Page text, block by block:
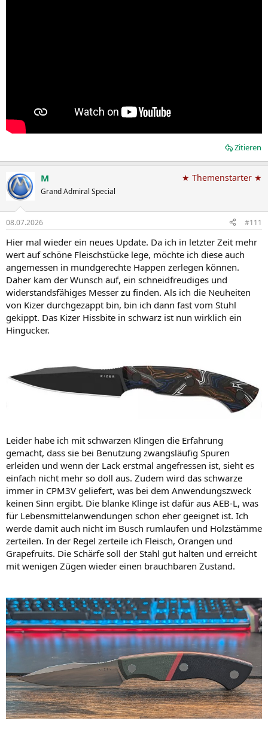
Zitieren
M
Grand Admiral Special
★ Themenstarter ★
08.07.2026 #111
Hier mal wieder ein neues Update. Da ich in letzter Zeit mehr
wert auf schöne Fleischstücke lege, möchte ich diese auch
angemessen in mundgerechte Happen zerlegen können.
Daher kam der Wunsch auf, ein schneidfreudiges und
widerstandsfähiges Messer zu finden. Als ich die Neuheiten
von Kizer durchgezappt bin, bin ich dann fast vom Stuhl
gekippt. Das Kizer Hissbite in schwarz ist nun wirklich ein
Hingucker.
Leider habe ich mit schwarzen Klingen die Erfahrung
gemacht, dass sie bei Benutzung zwangsläufig Spuren
erleiden und wenn der Lack erstmal angefressen ist, sieht es
einfach nicht mehr so doll aus. Zudem wird das schwarze
immer in CPM3V geliefert, was bei dem Anwendungszweck
keinen Sinn ergibt. Die blanke Klinge ist dafür aus AEB-L, was
für Lebensmittelanwendungen schon eher geeignet ist. Ich
werde damit auch nicht im Busch rumlaufen und Holzstämme
zerteilen. In der Regel zerteile ich Fleisch, Orangen und
Grapefruits. Die Schärfe soll der Stahl gut halten und erreicht
mit wenigen Zügen wieder einen brauchbaren Zustand.